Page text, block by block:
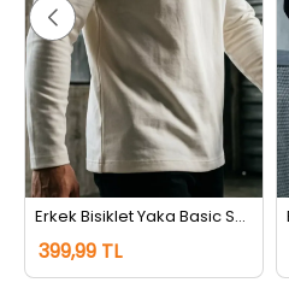
Erkek Bisiklet Yaka Basic Sweatshirt Krem
399,99 TL